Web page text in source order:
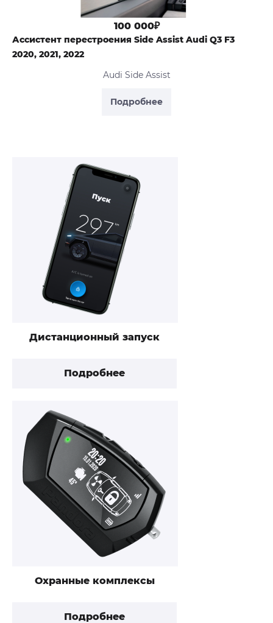
Подробнее
100 000₽
Ассистент перестроения Side Assist Audi Q3 F3
2020, 2021, 2022
Audi Side Assist
Дистанционный запуск
Подробнее
Охранные комплексы
Подробнее